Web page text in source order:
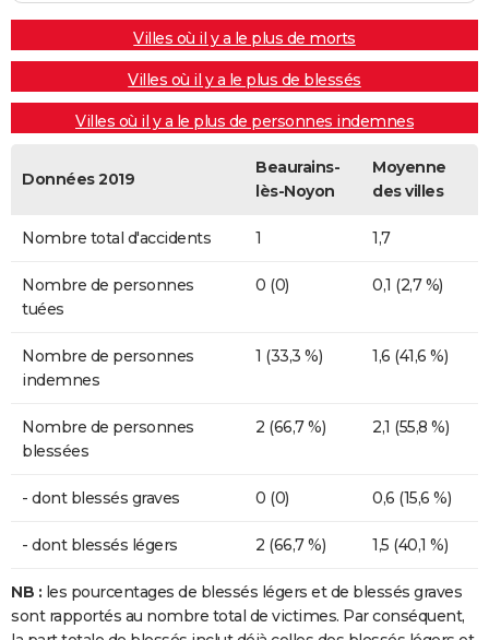
Villes où il y a le plus de morts
Villes où il y a le plus de blessés
Villes où il y a le plus de personnes indemnes
Données 2019
Beaurains-
lès-Noyon
Moyenne
des villes
Nombre total d'accidents 1 1,7
Nombre de personnes
tuées
0 (0) 0,1 (2,7 %)
Nombre de personnes
indemnes
1 (33,3 %) 1,6 (41,6 %)
Nombre de personnes
blessées
2 (66,7 %) 2,1 (55,8 %)
- dont blessés graves 0 (0) 0,6 (15,6 %)
- dont blessés légers 2 (66,7 %) 1,5 (40,1 %)
NB : les pourcentages de blessés légers et de blessés graves
sont rapportés au nombre total de victimes. Par conséquent,